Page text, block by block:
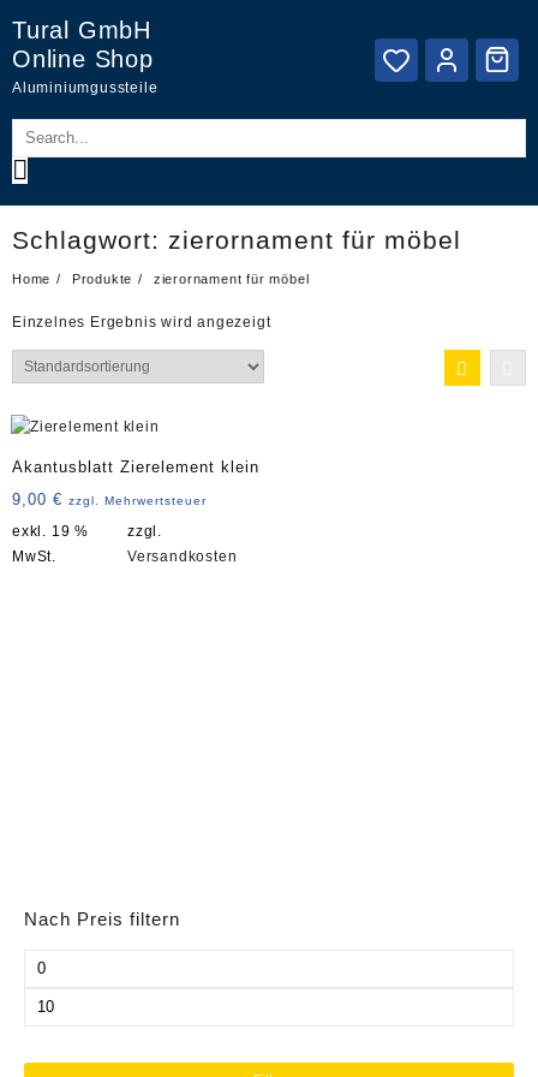
content
Tural GmbH
Online Shop
Aluminiumgussteile
Schlagwort: zierornament für möbel
Home Produkte zierornament für möbel
Einzelnes Ergebnis wird angezeigt
Akantusblatt Zierelement klein
9,00 € zzgl. Mehrwertsteuer
exkl. 19 %
MwSt.
zzgl.
Versandkosten
Nach Preis filtern
Min.
Max.